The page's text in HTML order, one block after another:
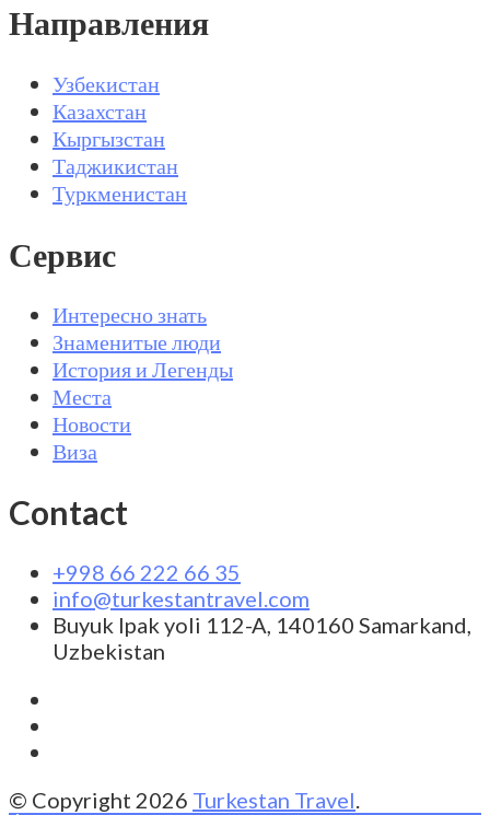
Направления
Узбекистан
Казахстан
Кыргызстан
Таджикистан
Туркменистан
Сервис
Интересно знать
Знаменитые люди
История и Легенды
Места
Новости
Виза
Contact
+998 66 222 66 35
info@turkestantravel.com
Buyuk Ipak yoli 112-A, 140160 Samarkand,
Uzbekistan
© Copyright 2026 Turkestan Travel.